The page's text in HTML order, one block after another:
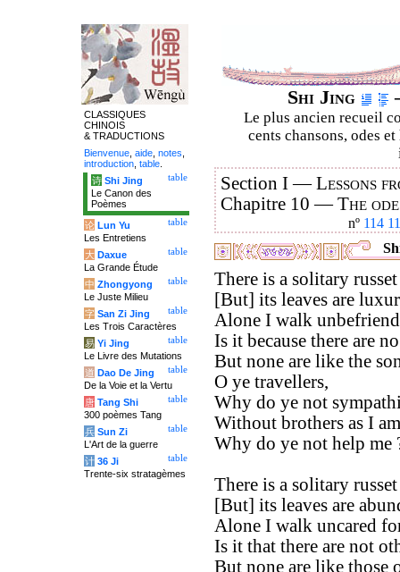
Shi Jing
Le plus ancien recueil
cents chansons, odes
Section I —Lessons
Chapitre 10 —The
nº 114
There is a solitary russet
[But] its leaves are
Alone I walk
Is it because there are
But none are like the
O ye travellers,
Why do ye not
Without brothers as I
Why do ye not help me
There is a solitary russet
[But] its leaves are
Alone I walk uncared
Is it that there are not
But none are like those
CLASSIQUES
CHINOIS
& TRADUCTIONS
Bienvenue aide notes
introduction table
table
诗 Shi Jing
Le Canon des
Poèmes
table
论 Lun Yu
Les Entretiens
table
大 Daxue
La Grande Étude
table
中 Zhongyong
Le Juste Milieu
table
字 San Zi Jing
Les Trois Caractères
table
易 Yi Jing
Le Livre des Mutations
table
道 Dao De Jing
De la Voie et la Vertu
table
唐 Tang Shi
300 poèmes Tang
table
兵 Sun Zi
L'Art de la guerre
table
计 36 Ji
Trente-six stratagèmes